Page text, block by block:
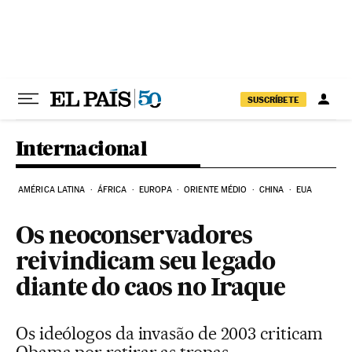
SUSCRÍBETE
Internacional
AMÉRICA LATINA ÁFRICA EUROPA ORIENTE MÉDIO CHINA EUA
Os neoconservadores
reivindicam seu legado
diante do caos no Iraque
Os ideólogos da invasão de 2003 criticam